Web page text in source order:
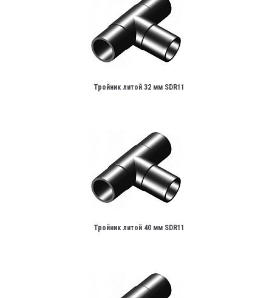
Тройник литой 32 мм SDR11
Тройник литой 40 мм SDR11